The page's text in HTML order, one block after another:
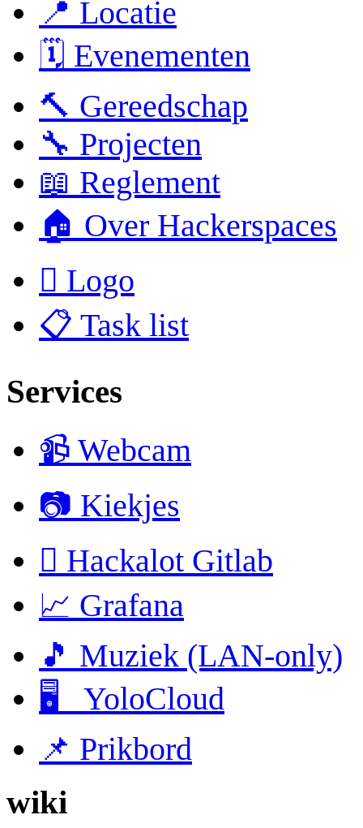
📍 Locatie
🗓️ Evenementen
🔨 Gereedschap
🔧 Projecten
📖 Reglement
🏠 Over Hackerspaces
 Logo
📋 Task list
Services
📹 Webcam
📷 Kiekjes
 Hackalot Gitlab
📈 Grafana
🎵 Muziek (LAN-only)
🖥 YoloCloud
📌 Prikbord
wiki